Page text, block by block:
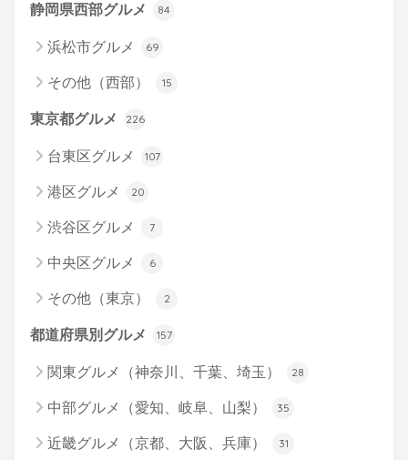
静岡県西部グルメ 84
浜松市グルメ 69
その他（西部） 15
東京都グルメ 226
台東区グルメ 107
港区グルメ 20
渋谷区グルメ 7
中央区グルメ 6
その他（東京） 2
都道府県別グルメ 157
関東グルメ（神奈川、千葉、埼玉） 28
中部グルメ（愛知、岐阜、山梨） 35
近畿グルメ（京都、大阪、兵庫） 31